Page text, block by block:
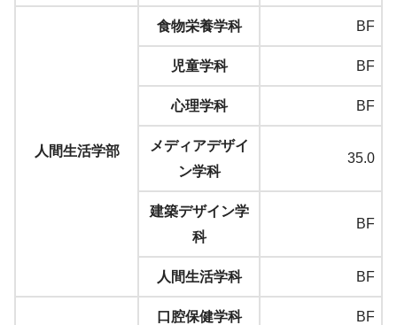
人間生活学部
食物栄養学科 BF
児童学科 BF
心理学科 BF
メディアデザイ
ン学科
35.0
建築デザイン学
科
BF
人間生活学科 BF
口腔保健学科 BF